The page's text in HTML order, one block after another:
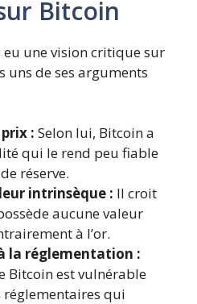
Bitcoin
une vision critique sur
uns de ses arguments
: Selon lui, Bitcoin a
qui le rend peu fiable
réserve.
intrinsèque : Il croit
aucune valeur
à l’or.
la réglementation :
Bitcoin est vulnérable
qui